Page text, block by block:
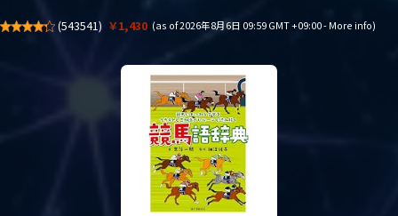
(543541) ￥1,430 (as of 2026年8月6日 09:59 GMT +09:00 - More info)